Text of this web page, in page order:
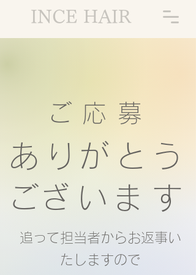
INCE HAIR
ご ​応
あ り が
ご ざ い
​募
と う
​ま す
追って担当者からお返事い
たしますので